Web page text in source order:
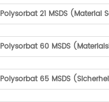
Polysorbat 21 MSDS (Material
Polysorbat 60 MSDS
Polysorbat 65 MSDS